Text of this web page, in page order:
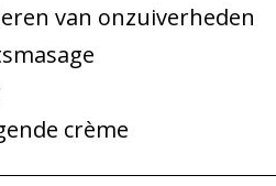
van onzuiverheden
crème